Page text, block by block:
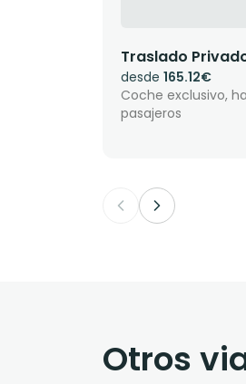
Traslado
desde 165.12€
Coche exclusivo,
pasajeros
Otros